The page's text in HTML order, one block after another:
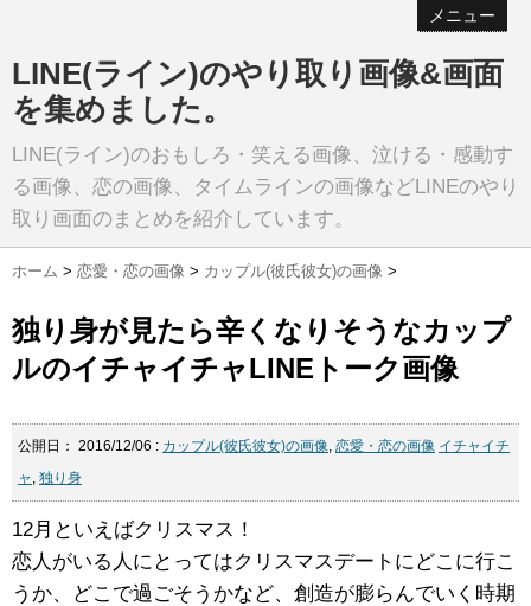
メニュー
LINE(ライン)のやり取り画像&画面
を集めました。
LINE(ライン)のおもしろ・笑える画像、泣ける・感動す
る画像、恋の画像、タイムラインの画像などLINEのやり
取り画面のまとめを紹介しています。
ホーム > 恋愛・恋の画像 > カップル(彼氏彼女)の画像 >
独り身が見たら辛くなりそうなカップ
ルのイチャイチャLINEトーク画像
公開日： 2016/12/06 : カップル(彼氏彼女)の画像, 恋愛・恋の画像 イチャイチ
ャ , 独り身
12月といえばクリスマス！
恋人がいる人にとってはクリスマスデートにどこに行こ
うか、どこで過ごそうかなど、創造が膨らんでいく時期